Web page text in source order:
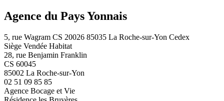
Agence du Pays Yonnais
5, rue Wagram CS 20026 85035 La Roche-sur-Yon Cedex
Siège Vendée Habitat
28, rue Benjamin Franklin
CS 60045
85002 La Roche-sur-Yon
02 51 09 85 85
Agence Bocage et Vie